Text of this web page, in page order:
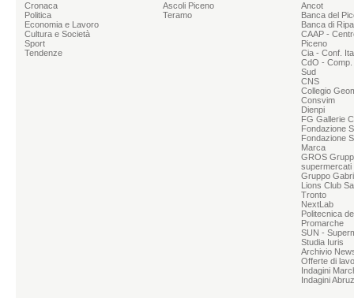
Cronaca
Politica
Economia e Lavoro
Cultura e Società
Sport
Tendenze
Ascoli Piceno
Teramo
Ancot
Banca del
Banca di
CAAP -
Piceno
Cia - Conf.
CdO -
Sud
CNS
Collegio
Consvim
Dienpi
FG Gallerie
Fondazione
Fondazione
Marca
GROS
supermercati
Gruppo
Lions Club
Tronto
NextLab
Politecnica
Promarche
SUN -
Studia Iuris
Archivio
Offerte di
Indagini
Indagini